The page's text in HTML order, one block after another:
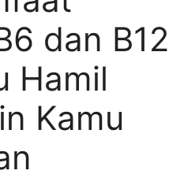
dan B12
Hamil
Kamu